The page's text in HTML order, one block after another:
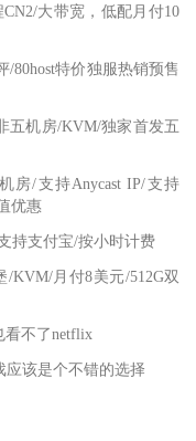
大带宽，低配月付10
/80host特价独服热销预售
五机房/KVM/独家首发五
房/支持Anycast IP/支持
优惠
持支付宝/按小时计费
/KVM/月付8美元/512G双
看不了netflix
应该是个不错的选择